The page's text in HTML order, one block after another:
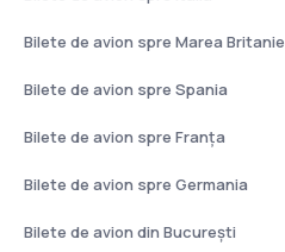
Bilete de avion spre Marea Britanie
Bilete de avion spre Spania
Bilete de avion spre Franţa
Bilete de avion spre Germania
Bilete de avion din București